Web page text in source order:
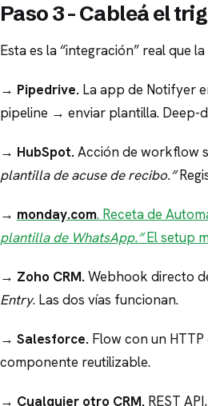
Paso 3 - Cableá el
Esta es la “integración” real que
→ Pipedrive. La app de Notifyer
pipeline → enviar plantilla. Deep-
→ HubSpot.Acción de workflow
plantilla de acuse de recibo.”
→ monday.com. Receta de
plantilla de WhatsApp.”El setup
→ Zoho CRM.Webhook directo
Entry. Las dos vías funcionan.
→ Salesforce. Flow con un
componente reutilizable.
→ Cualquier otro CRM. REST